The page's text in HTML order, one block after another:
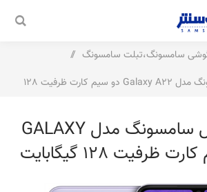
سامسونگ،تبلت سامسونگ
/
گوشی موبایل سامسونگ مدل Galaxy A22 دو سیم کارت ظرفیت 128
گوشی موبایل سامسونگ مدل GALAXY
A22 دو سیم کارت ظرفیت 128 گیگابایت
و رم 6 گیگابایت